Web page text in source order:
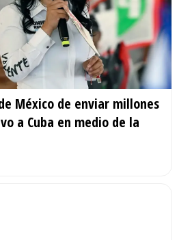
México de enviar millones
a Cuba en medio de la